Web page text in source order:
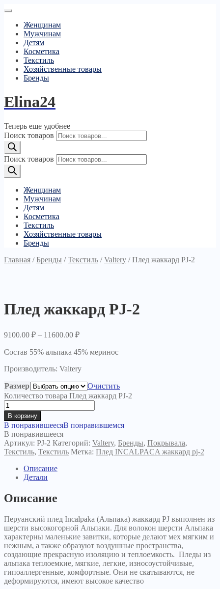
Женщинам
Мужчинам
Детям
Косметика
Текстиль
Хозяйственные товары
Бренды
Elina24
Теперь еще удобнее
Поиск товаров
Поиск товаров
Женщинам
Мужчинам
Детям
Косметика
Текстиль
Хозяйственные товары
Бренды
Главная /Бренды /Текстиль /Valtery /Плед жаккард PJ-2
Плед жаккард PJ-2
9100.00 ₽ – 11600.00 ₽
Состав 55% альпака 45% меринос
Производитель: Valtery
Размер
Очистить
Количество товара Плед жаккард PJ-2
В корзину
В понравившеесяВ понравившемся
В понравившееся
Артикул: PJ-2 Категорий: Valtery, Бренды, Покрывала,
Текстиль, Текстиль Метка: Плед INCALPACA жаккард pj-2
Описание
Детали
Описание
Перуанский плед Incalpaka (Альпака) жаккард PJ выполнен из
шерсти высокогорной Альпаки. Для волокон шерсти Альпака
характерны маленькие завитки, которые делают мех мягким и
нежным, а также образуют воздушные пространства,
создающие прекрасную изоляцию и теплоемкость. Пледы из
альпака теплоемкие, мягкие, легкие, износоустойчивые,
гипоаллергенные, комфортные. Они не скатываются, не
деформируются, имеют высокое качество